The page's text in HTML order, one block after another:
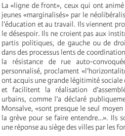
La «ligne de front», ceux qui ont
jeunes «marginalisés» par le
l’éducation et au travail. Ils viennent
le désespoir. Ils ne croient pas aux
partis politiques, de gauche ou de
dans des processus lents de
la résistance de rue auto-
personnalisé, proclament
ont acquis une grande légitimité sociale
et facilitent la réalisation
urbains, comme l’a déclaré
Monsalve, «sont presque le seul
la grève pour se faire entendre…». Ils
une réponse au siège des villes par les